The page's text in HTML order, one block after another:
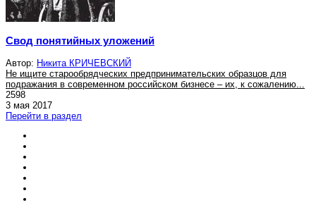
Свод понятийных уложений
Автор: Никита КРИЧЕВСКИЙ
Не ищите старообрядческих предпринимательских образцов для
подражания в современном российском бизнесе – их, к сожалению...
2598
3 мая 2017
Перейти в раздел